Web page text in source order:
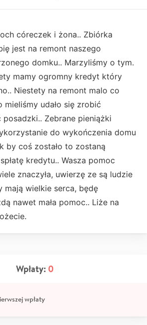
córeczek i żona.. Zbiórka
jest na remont naszego
domku.. Marzyliśmy o tym.
mamy ogromny kredyt który
Niestety na remont malo co
mieliśmy udało się zrobić
Zebrane pieniążki
do wykończenia domu
by coś zostało to zostaną
kredytu.. Wasza pomoc
znaczyła, uwierzę ze są ludzie
wielkie serca, będę
nawet mała pomoc.. Liże na
Wpłaty: 0
wpłaty